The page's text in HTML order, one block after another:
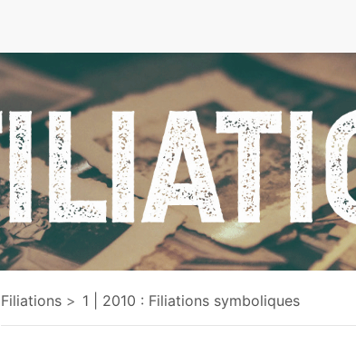
Filiations 1 | 2010 : Filiations symboliques